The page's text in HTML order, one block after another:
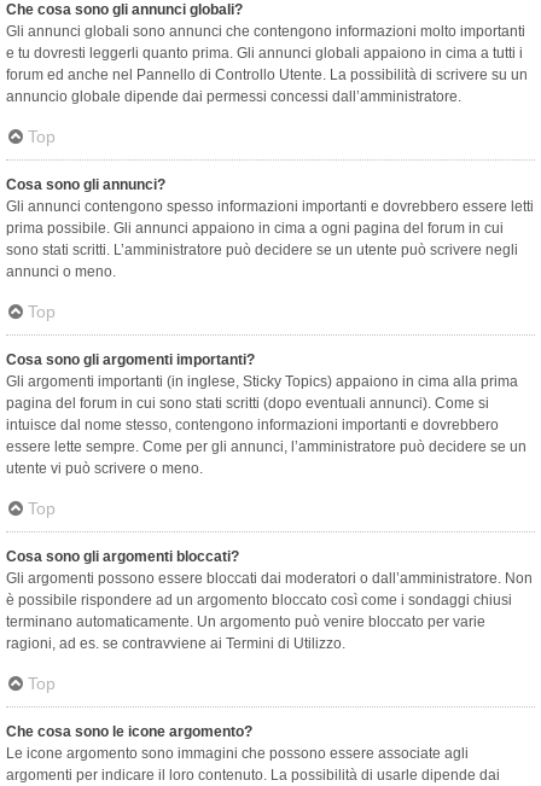
Che cosa sono gli annunci globali?
Gli annunci globali sono annunci che contengono informazioni molto importanti
e tu dovresti leggerli quanto prima. Gli annunci globali appaiono in cima a tutti i
forum ed anche nel Pannello di Controllo Utente. La possibilità di scrivere su un
annuncio globale dipende dai permessi concessi dall’amministratore.
Top
Cosa sono gli annunci?
Gli annunci contengono spesso informazioni importanti e dovrebbero essere letti
prima possibile. Gli annunci appaiono in cima a ogni pagina del forum in cui
sono stati scritti. L’amministratore può decidere se un utente può scrivere negli
annunci o meno.
Top
Cosa sono gli argomenti importanti?
Gli argomenti importanti (in inglese, Sticky Topics) appaiono in cima alla prima
pagina del forum in cui sono stati scritti (dopo eventuali annunci). Come si
intuisce dal nome stesso, contengono informazioni importanti e dovrebbero
essere lette sempre. Come per gli annunci, l’amministratore può decidere se un
utente vi può scrivere o meno.
Top
Cosa sono gli argomenti bloccati?
Gli argomenti possono essere bloccati dai moderatori o dall’amministratore. Non
è possibile rispondere ad un argomento bloccato così come i sondaggi chiusi
terminano automaticamente. Un argomento può venire bloccato per varie
ragioni, ad es. se contravviene ai Termini di Utilizzo.
Top
Che cosa sono le icone argomento?
Le icone argomento sono immagini che possono essere associate agli
argomenti per indicare il loro contenuto. La possibilità di usarle dipende dai